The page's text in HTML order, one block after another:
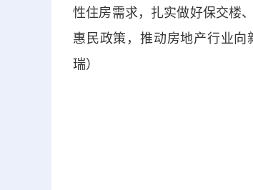
性住房需求，扎实做好保交楼
惠民政策，推动房地产行业
瑞）